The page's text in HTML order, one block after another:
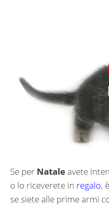
Se per Nataleavete
o lo riceverete in regalo,
se siete alle prime armi